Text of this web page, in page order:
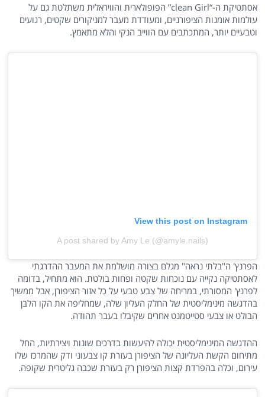
אסתטיקת ה-“clean Girl” הפופולארית והוויראלית משתלטת גם על
עולמות אומנות הציפורניים, ומעודדת מעבר למניקורים שקטים, רגועים
וטבעיים יותר, המתכתבים עם הווייב הנקי והלא מתאמץ.
View this post on Instagram
A post shared by Amy Le (@amyle.nails)
הפרנץ' ה"בלתי נראה" מגלם בצורה מושלמת את המעבר ההדרגתי
לאסתטיקה נקייה עם נוכחות שקטה ופחות בולטת. הוא מתחיל, בדומה
לפרנץ' המסורתי, במריחה של צבע טבעי על כל אזור הציפורן, אבל ממשיך
בהדגשה מינימליסטית של החלק העליון שלה, שמחליפה את הקו הלבן
הבולט או צבעי סטייטמנט אחרים שקיבלו בעבר תהודה.
ההדגשה המינימליסטית יכולה להיעשות בדרכים שונות ויצירתיות, החל
מתיחום הקשת העליונה של הציפורן בעזרת קו צבעוני ודק שהמרכז שלו
עירום, וכלה בהפרדת קצות הציפורן רק בעזרת שכבה גליטרית שקופה.